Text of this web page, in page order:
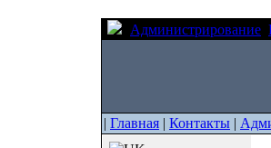
Администрирование
| Главная | Контакты |